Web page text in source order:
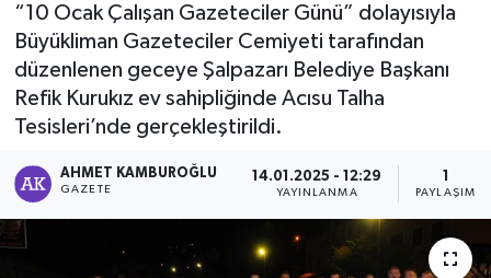
“10 Ocak Çalışan Gazeteciler Günü” dolayısıyla
Büyükliman Gazeteciler Cemiyeti tarafından
düzenlenen geceye Şalpazarı Belediye Başkanı
Refik Kurukız ev sahipliğinde Acısu Talha
Tesisleri’nde gerçekleştirildi.
AHMET KAMBUROĞLU
GAZETE
14.01.2025 - 12:29
YAYINLANMA
1
PAYLAŞIM